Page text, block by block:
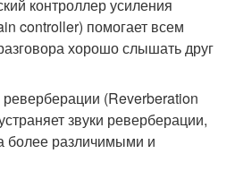
контроллер усиления
controller) помогает всем
хорошо слышать друг
(Reverberation
звуки реверберации,
более различимыми и